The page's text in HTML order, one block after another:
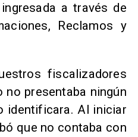
ingresada a través de
Reclamos y
fiscalizadores
presentaba ningún
identificara. Al iniciar
que no contaba con